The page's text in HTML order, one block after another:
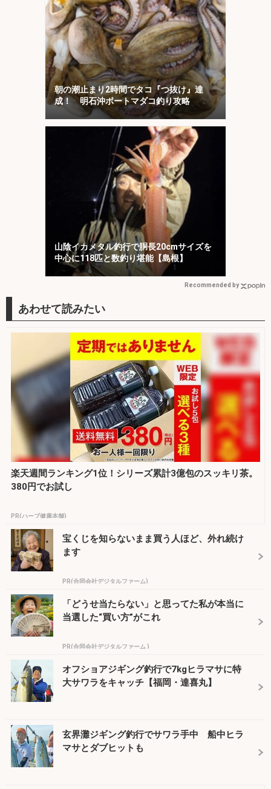
朝の潮止まり2時間でタコ『つ抜け』達
成！ 明石沖ボートマダコ釣り攻略
山陰イカメタル釣行で胴長20cmサイズを
中心に118匹と数釣り堪能【島根】
Recommended by
楽天週間ランキング1位！シリーズ累計3億包のスッキリ茶。
380円でお試し
PR(ハーブ健康本舗)
宝くじを知らないまま買う人ほど、外れ続け
ます
PR(合同会社デジタルファーム)
「どうせ当たらない」と思ってた私が本当に
当選した“買い方”がこれ
PR(合同会社デジタルファーム )
オフショアジギング釣行で7kgヒラマサに特
大サワラをキャッチ【福岡・達喜丸】
玄界灘ジギング釣行でサワラ手中 船中ヒラ
マサとダブヒットも